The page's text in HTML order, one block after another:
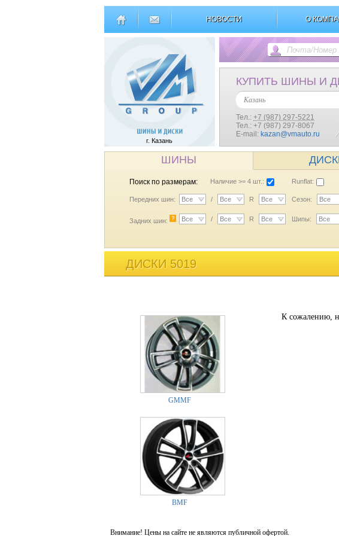
НОВОСТИ О
г. Казань
КУПИТЬ ШИНЫ И
Казань
Тел.: +7 (987) 297-5221
Тел.: +7 (987) 297-8067
E-mail: kazan@vmauto.ru
ШИНЫ
Поиск по размерам: Наличие >= 4 шт.: Runflat:
Передних шин: Все / Все R Все Сезон: Все
Задних шин: ? Все / Все R Все Шипы: Все
ДИСКИ 5019
GMMF
BMF
К сожалению,
Внимание! Цены на сайте не являются публичной офертой.